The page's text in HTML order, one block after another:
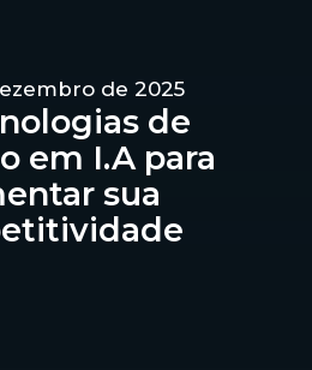
de 2025
de
em I.A para
sua